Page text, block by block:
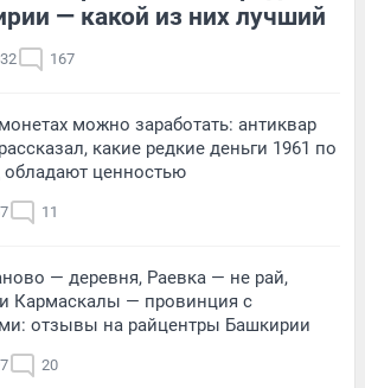
— какой из них лучший
167
можно заработать: антиквар
какие редкие деньги 1961 по
обладают ценностью
11
— деревня, Раевка — не рай,
Кармаскалы — провинция с
отзывы на райцентры Башкирии
20